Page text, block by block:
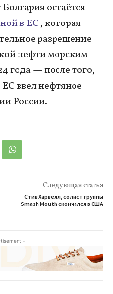
остаётся
в ЕС, которая
разрешение
нефти морским
года — после того,
ЕС ввел нефтяное
России.
Следующая статья
Стив Харвелл, солист группы
Smash Mouth скончался в США
-